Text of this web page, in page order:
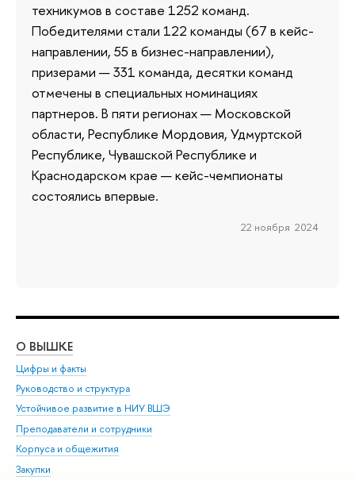
техникумов в составе 1252 команд.
Победителями стали 122 команды (67 в кейс-
направлении, 55 в бизнес-направлении),
призерами — 331 команда, десятки команд
отмечены в специальных номинациях
партнеров. В пяти регионах — Московской
области, Республике Мордовия, Удмуртской
Республике, Чувашской Республике и
Краснодарском крае — кейс-чемпионаты
состоялись впервые.
22 ноября 2024
О ВЫШКЕ
Цифры и факты
Руководство и структура
Устойчивое развитие в НИУ ВШЭ
Преподаватели и сотрудники
Корпуса и общежития
Закупки